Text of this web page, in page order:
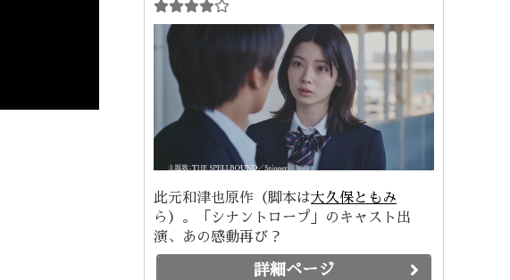
此元和津也原作（脚本は大久保ともみ
ら）。「シナントロープ」のキャスト出
演、あの感動再び？
詳細ページ